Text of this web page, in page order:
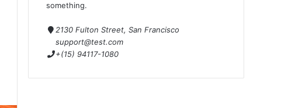
something.
2130 Fulton Street, San Francisco
support@test.com
+(15) 94117-1080